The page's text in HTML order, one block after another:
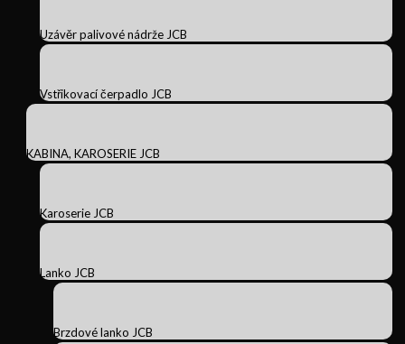
Uzávěr palivové nádrže JCB
Vstřikovací čerpadlo JCB
KABINA, KAROSERIE JCB
Karoserie JCB
Lanko JCB
Brzdové lanko JCB